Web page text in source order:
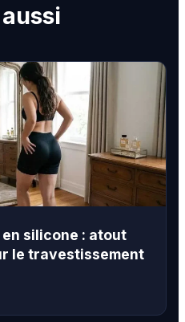
silicone : atout
le travestissement